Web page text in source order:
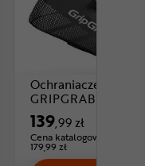
Ochraniacze na buty
GRIPGRAB Ride
Waterproof
139,99 zł
Cena katalogowa:
179,99 zł